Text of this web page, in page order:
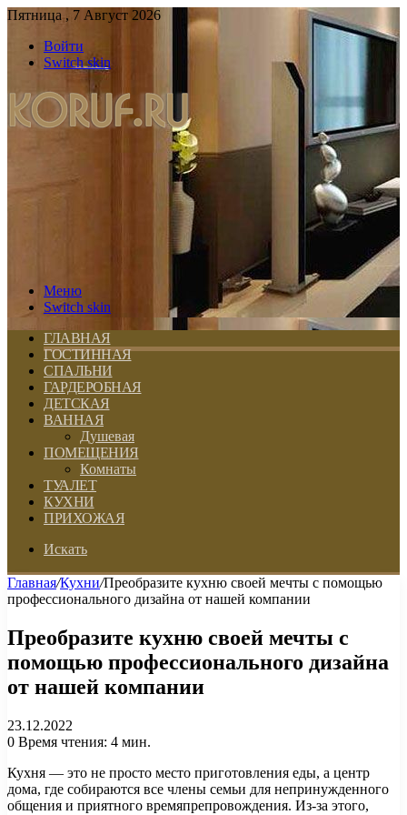
Пятница , 7 Август 2026
Войти
Switch skin
Меню
Switch skin
ГЛАВНАЯ
ГОСТИННАЯ
СПАЛЬНИ
ГАРДЕРОБНАЯ
ДЕТСКАЯ
ВАННАЯ
Душевая
ПОМЕЩЕНИЯ
Комнаты
ТУАЛЕТ
КУХНИ
ПРИХОЖАЯ
Искать
Главная/Кухни/Преобразите кухню своей мечты с помощью
профессионального дизайна от нашей компании
Преобразите кухню своей мечты с
помощью профессионального дизайна
от нашей компании
23.12.2022
0 Время чтения: 4 мин.
Кухня — это не просто место приготовления еды, а центр
дома, где собираются все члены семьи для непринужденного
общения и приятного времяпрепровождения. Из-за этого,